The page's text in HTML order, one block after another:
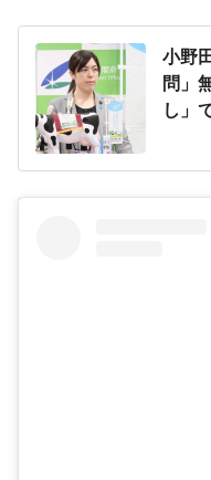
小野
問」
し」